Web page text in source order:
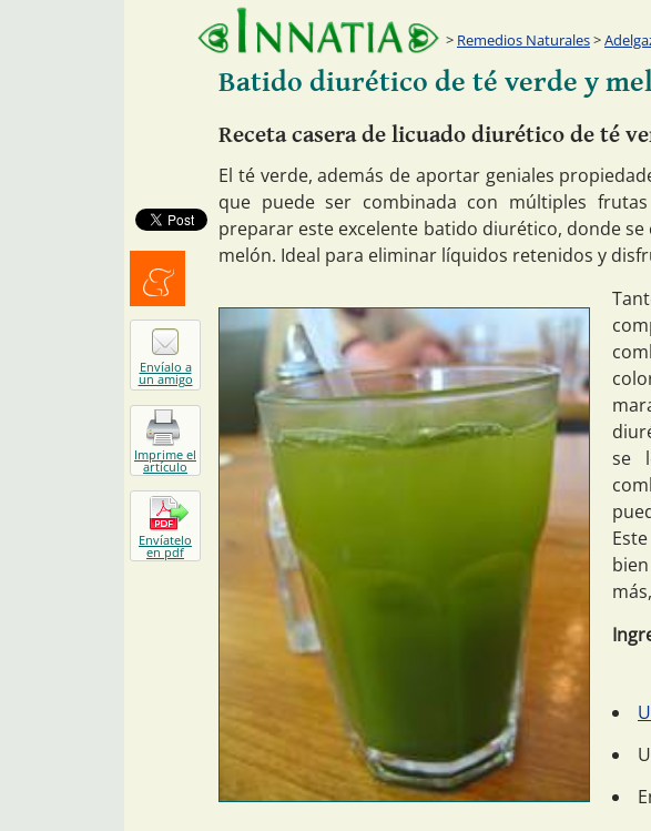
Remedios Naturales>
Batido diurético de té verde y
Receta casera de licuado diurético de té
El té verde, además de aportar geniales
que puede ser combinada con múltiples
preparar este excelente batido diurético, donde
melón. Ideal para eliminar líquidos retenidos y
se
Este
Menéalo
Envíalo a
un amigo
Imprime el
artículo
Envíatelo
en pdf